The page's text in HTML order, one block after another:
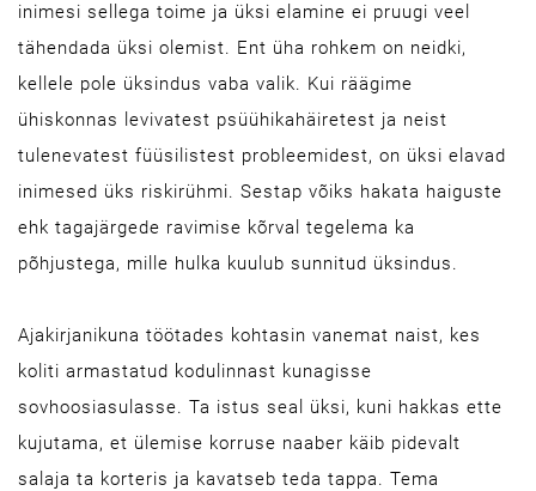
inimesi sellega toime ja üksi elamine ei pruugi veel
tähendada üksi olemist. Ent üha rohkem on neidki,
kellele pole üksindus vaba valik. Kui räägime
ühiskonnas levivatest psüühikahäiretest ja neist
tulenevatest füüsilistest probleemidest, on üksi elavad
inimesed üks riskirühmi. Sestap võiks hakata haiguste
ehk tagajärgede ravimise kõrval tegelema ka
põhjustega, mille hulka kuulub sunnitud üksindus.
Ajakirjanikuna töötades kohtasin vanemat naist, kes
koliti armastatud kodulinnast kunagisse
sovhoosiasulasse. Ta istus seal üksi, kuni hakkas ette
kujutama, et ülemise korruse naaber käib pidevalt
salaja ta korteris ja kavatseb teda tappa. Tema